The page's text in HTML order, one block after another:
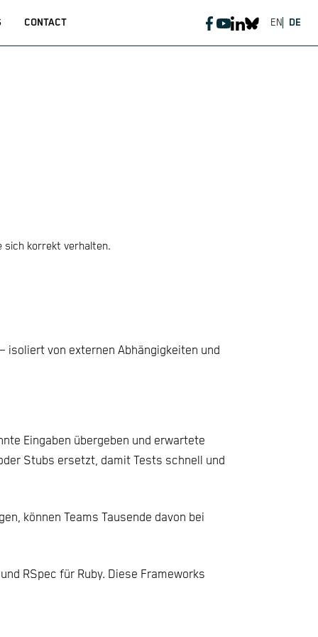
CONTACT DE
EN
sich korrekt verhalten.
isoliert von externen Abhängigkeiten und
Eingaben übergeben und erwartete
Stubs ersetzt, damit Tests schnell und
können Teams Tausende davon bei
RSpec für Ruby. Diese Frameworks